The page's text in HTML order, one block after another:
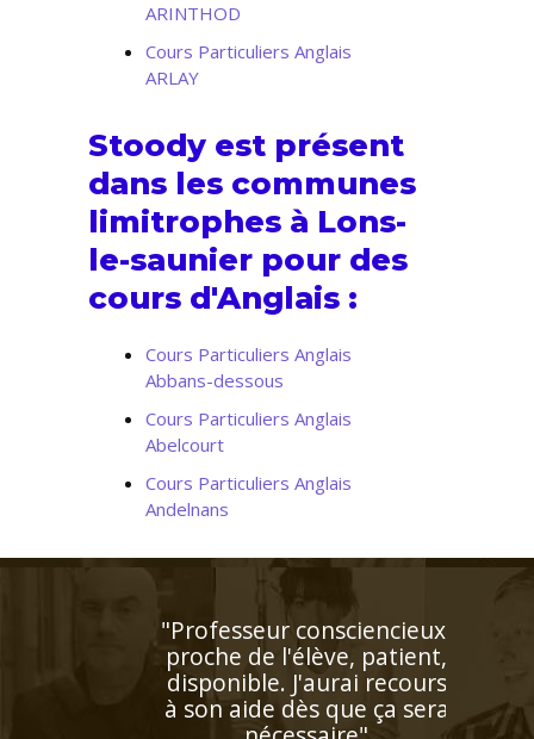
ARINTHOD
Cours Particuliers Anglais
ARLAY
Stoody est présent
dans les communes
limitrophes à Lons-
le-saunier pour des
cours d'Anglais :
Cours Particuliers Anglais
Abbans-dessous
Cours Particuliers Anglais
Abelcourt
Cours Particuliers Anglais
Andelnans
"Enseignant de très grande
qualité connaissant
parfaitement l'espagnol
puisqu'il s'agit de sa langue